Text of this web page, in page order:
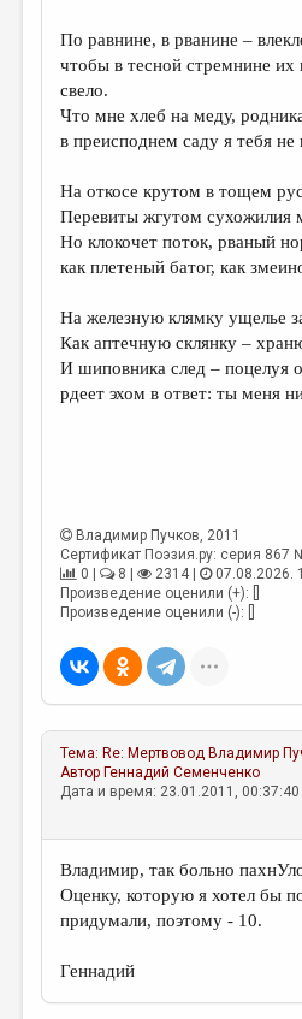
ПЕРЕВОДЫ
КОНКУРСЫ
ДЕТСКАЯ КОМНАТА
КНИЖНАЯ ПОЛКА
ОБЗОР ЛИТЕРАТУРЫ
СТРАНИЦЫ ПАМЯТИ
ОБЪЯВЛЕНИЯ
КОЛОНКА РЕДАКТОРА
РЕДКОЛЛЕГИЯ
ЭССЕИСТИКА
ЛИТЕРАТУРОВЕДЕНИЕ
КУЛЬТУРОВЕДЕНИЕ
ПУБЛИЦИСТИКА
РЕЦЕНЗИРОВАНИЕ
ЦИКЛЫ ПУБЛИКАЦИЙ
ТРЕДИАКОВСКИЙ
ВКОНТАКТЕ
По равнине, в рванине –
чтобы в тесной стремнине их
свело.
Что мне хлеб на меду,
в преисподнем саду я тебя не
На откосе крутом в тощем
Перевиты жгутом сухожилия
Но клокочет поток, рваный
как плетеный батог, как
На железную клямку ущелье
Как аптечную склянку –
И шиповника след – поцелуя
рдеет эхом в ответ: ты меня
Владимир Пучков, 2011
Сертификат Поэзия.ру: серия 867
0 |
8 | 2314 |
07.08.2026.
Произведение оценили (+): []
Произведение оценили (-): []
Тема: Re: Мертвовод Владимир
Автор Геннадий Семенченко
Дата и время: 23.01.2011, 00:37:40
Владимир, так больно
Оценку, которую я хотел бы
придумали, поэтому - 10.
Геннадий